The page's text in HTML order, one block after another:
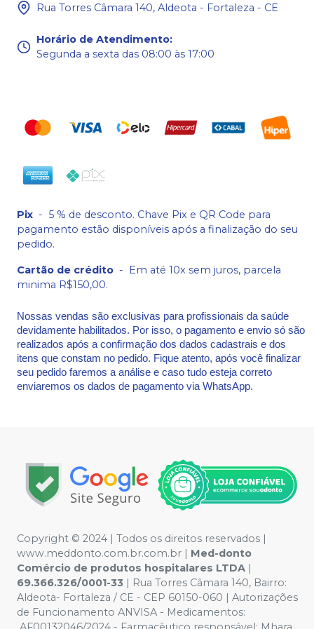
Rua Torres Câmara 140, Aldeota - Fortaleza - CE
Horário de Atendimento:
Segunda a sexta das 08:00 às 17:00
Pix - 5 % de desconto. Chave Pix e QR Code para
pagamento estão disponíveis após a finalização do seu
pedido.
Cartão de crédito - Em até 10x sem juros, parcela
minima R$150,00.
Nossas vendas são exclusivas para profissionais da saúde
devidamente habilitados. Por isso, o pagamento e envio só são
realizados após a confirmação dos dados cadastrais e dos
itens que constam no pedido. Fique atento, após você finalizar
seu pedido faremos a análise e caso tudo esteja correto
enviaremos os dados de pagamento via WhatsApp.
Copyright © 2024 | Todos os direitos reservados |
www.meddonto.com.br.com.br | Med-donto
Comércio de produtos hospitalares LTDA |
69.366.326/0001-33 | Rua Torres Câmara 140, Bairro:
Aldeota- Fortaleza / CE - CEP 60150-060 | Autorizações
de Funcionamento ANVISA - Medicamentos: